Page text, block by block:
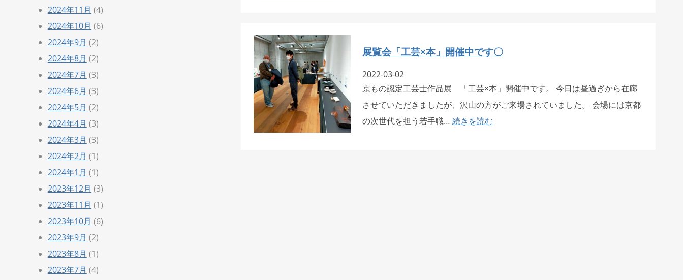
2024年11月 (4)
2024年10月 (6)
2024年9月 (2)
2024年8月 (2)
2024年7月 (3)
2024年6月 (3)
2024年5月 (2)
2024年4月 (3)
2024年3月 (3)
2024年2月 (1)
2024年1月 (1)
2023年12月 (3)
2023年11月 (1)
2023年10月 (6)
2023年9月 (2)
2023年8月 (1)
2023年7月 (4)
展覧会「工芸×本」開催中です〇
2022-03-02
京もの認定工芸士作品展 「工芸×本」開催中です。 今日は昼過ぎから在廊
させていただきましたが、沢山の方がご来場されていました。 会場には京都
の次世代を担う若手職…続きを読む